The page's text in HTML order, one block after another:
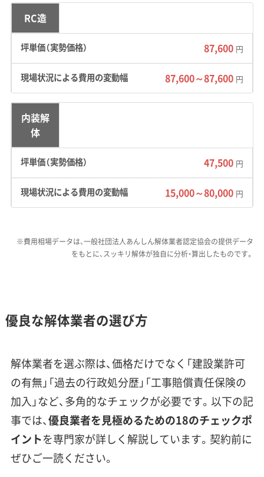
道路事情：市の中心部である厳原町には、城下町
だった頃の区割りが今も色濃く残り、車が通る
のも難しい狭い道が網の目のように広がってい
ます。このため、重機や4トントラックが現場に
入れず、解体工事が難しくなる場所が多数あり
ます。
費用への影響：
で壊していく「手壊し解体」が必須です。工期は
通常の3倍から5倍に延び、人件費も大幅に膨ら
みます。加えて、重機や廃棄物を本土と行き来さ
せるための高額なフェリー運賃（島嶼プレミア
ム）が上乗せされるため、解体の坪単価は全国平
ないのに、なぜこんなに高いの？」
はまさに、重機が使えない分、人の
手で壊す手間と日数がかかるから
です。業者を選ぶ際は、こうした手
壊し解体の実績が豊富かどうかを、
必ず確認してください。
RC造
87,600 円
87,600～87,600 円
内装解
体
47,500 円
15,000～80,000 円
※費用相場データは、一般社団法人あんしん解体業者認定協会の提供データ
をもとに、スッキリ解体が独自に分析・算出したものです。
優良な解体業者の選び方
解体業者を選ぶ際は、価格だけでなく「建設業許可
の有無」「過去の行政処分歴」「工事賠償責任保険の
加入」など、多角的なチェックが必要です。以下の記
事では、優良業者を見極めるための18のチェックポ
イントを専門家が詳しく解説しています。契約前に
ぜひご一読ください。